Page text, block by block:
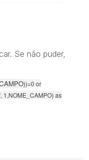
Se não puder,
))=0 or
1,NOME_CAMPO) as